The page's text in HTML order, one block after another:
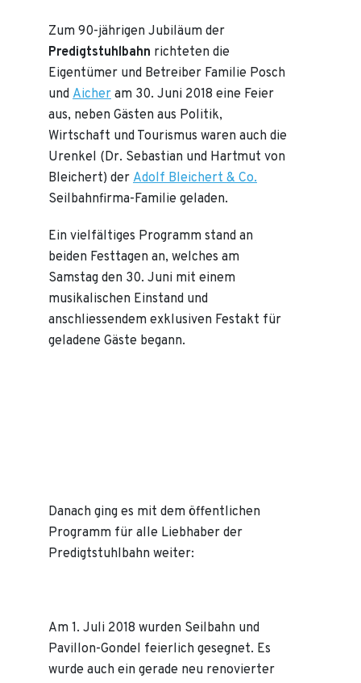
f
S
i
A
l
f
e
d
H
e
n
e
s
y
)
Zum 90-jährigen Jubiläum der
Predigtstuhlbahn richteten die
Eigentümer und Betreiber Familie Posch
und Aicher am 30. Juni 2018 eine Feier
aus, neben Gästen aus Politik,
Wirtschaft und Tourismus waren auch die
Urenkel (Dr. Sebastian und Hartmut von
Bleichert) der Adolf Bleichert & Co.
Seilbahnfirma-Familie geladen.
Ein vielfältiges Programm stand an
beiden Festtagen an, welches am
Samstag den 30. Juni mit einem
musikalischen Einstand und
anschliessendem exklusiven Festakt für
geladene Gäste begann.
Danach ging es mit dem öffentlichen
Programm für alle Liebhaber der
Predigtstuhlbahn weiter:
Am 1. Juli 2018 wurden Seilbahn und
Pavillon-Gondel feierlich gesegnet. Es
wurde auch ein gerade neu renovierter